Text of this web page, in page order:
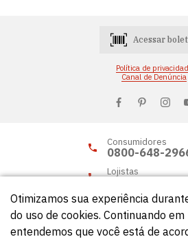
Acessar
Política de
Canal de Denúncia
Consumidores
0800-648-
Lojistas
Otimizamos sua experiência
do uso de cookies. Continuando em
entendemos que você está de